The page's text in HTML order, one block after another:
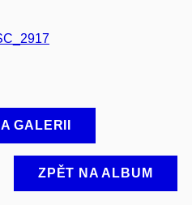
GALERII
ZPĚT NA ALBUM